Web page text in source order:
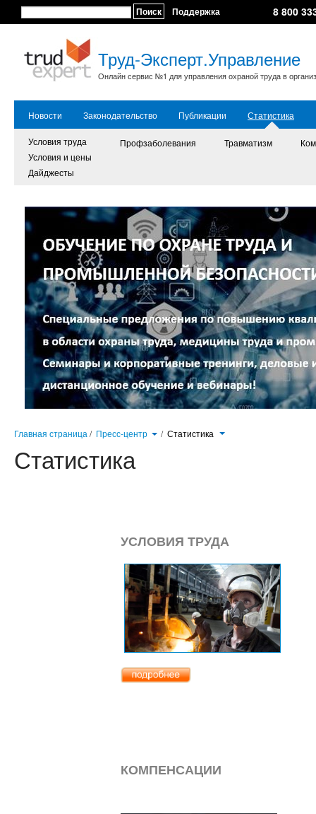
Поиск Поддержка 8 800
Труд-Эксперт.Управление
Онлайн сервис №1 для управления охраной труда в
Новости Законодательство Публикации Статистика
Условия труда
Условия и цены
Дайджесты
Профзаболевания Травматизм
Главная страница / Пресс-центр / Статистика
Статистика
УСЛОВИЯ ТРУДА
КОМПЕНСАЦИИ